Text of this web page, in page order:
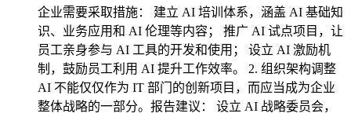
企业需要采取措施： 建立 AI 培训体系，涵盖 AI 基础知
识、业务应用和 AI 伦理等内容； 推广 AI 试点项目，让
员工亲身参与 AI 工具的开发和使用； 设立 AI 激励机
制，鼓励员工利用 AI 提升工作效率。 2. 组织架构调整
AI 不能仅仅作为 IT 部门的创新项目，而应当成为企业
整体战略的一部分。报告建议： 设立 AI 战略委员会，